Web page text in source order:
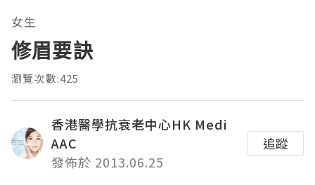
女生
修眉要訣
瀏覽次數:425
香港醫學抗衰老中心HK Medi
AAC
發佈於 2013.06.25
追蹤